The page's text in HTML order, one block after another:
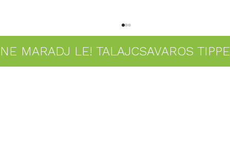
NE MARADJ LE! TALAJCSAVAROS